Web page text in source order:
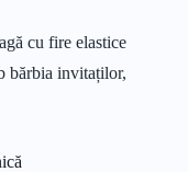
cu fire elastice
bărbia invitaților,